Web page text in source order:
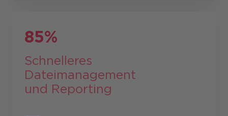
85%
Schnelleres
Dateimanagement
und Reporting